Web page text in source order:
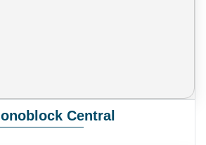
Central